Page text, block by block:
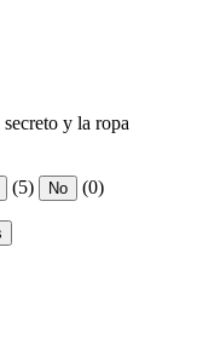
y la ropa
(5) No (0)